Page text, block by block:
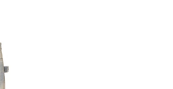
price:
Faded Tweed Denim Jeans